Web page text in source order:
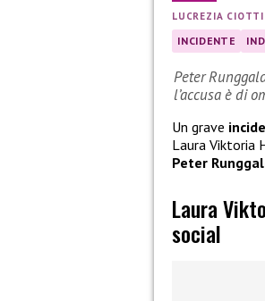
LUCREZIA CIOTTI
INCIDENTE
Peter
l’accusa è di
Un grave
Laura Viktoria
Peter
Laura
social